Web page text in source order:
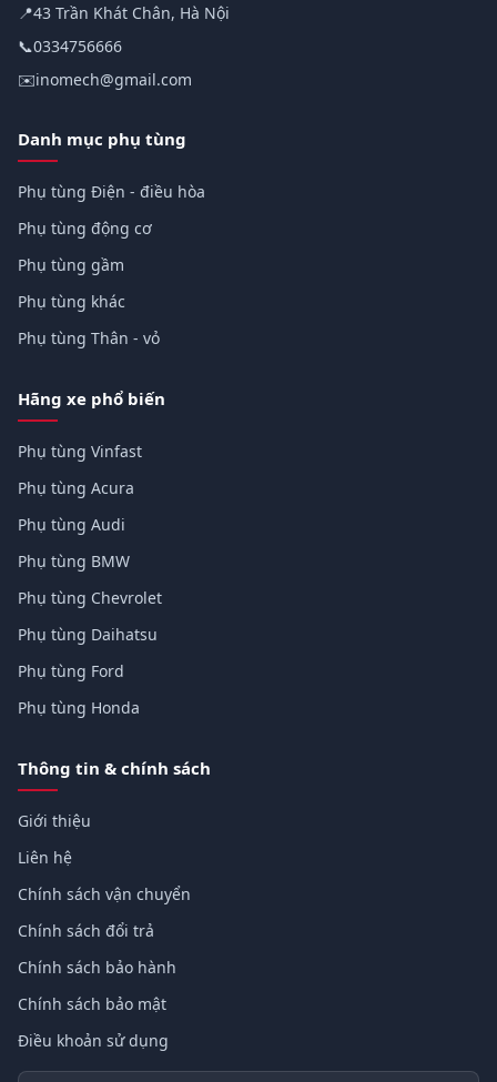
📍43 Trần Khát Chân, Hà Nội
📞0334756666
✉️inomech@gmail.com
Danh mục phụ tùng
Phụ tùng Điện - điều hòa
Phụ tùng động cơ
Phụ tùng gầm
Phụ tùng khác
Phụ tùng Thân - vỏ
Hãng xe phổ biến
Phụ tùng Vinfast
Phụ tùng Acura
Phụ tùng Audi
Phụ tùng BMW
Phụ tùng Chevrolet
Phụ tùng Daihatsu
Phụ tùng Ford
Phụ tùng Honda
Thông tin & chính sách
Giới thiệu
Liên hệ
Chính sách vận chuyển
Chính sách đổi trả
Chính sách bảo hành
Chính sách bảo mật
Điều khoản sử dụng